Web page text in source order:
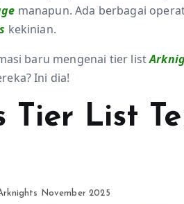
manapun. Ada berbagai
kekinian.
baru mengenai tier list
Ini dia!
List
November 2025